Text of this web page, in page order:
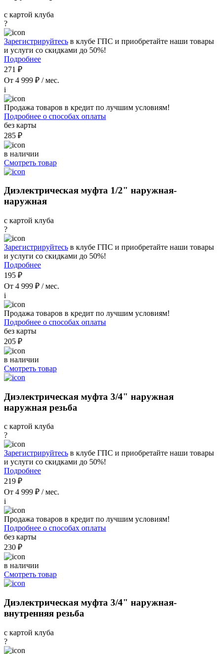
с картой клуба
?
Зарегистрируйтесь в клубе ГПС и приобретайте наши товары
и услуги со скидками до 50%!
Подробнее
271 ₽
От 4 999 ₽ / мес.
i
Продажа товаров в кредит по лучшим условиям!
Подробнее о способах оплаты
без карты
285 ₽
в наличии
Смотреть товар
Диэлектрическая муфта 1/2" наружная-
наружная
с картой клуба
?
Зарегистрируйтесь в клубе ГПС и приобретайте наши товары
и услуги со скидками до 50%!
Подробнее
195 ₽
От 4 999 ₽ / мес.
i
Продажа товаров в кредит по лучшим условиям!
Подробнее о способах оплаты
без карты
205 ₽
в наличии
Смотреть товар
Диэлектрическая муфта 3/4" наружная
наружная резьба
с картой клуба
?
Зарегистрируйтесь в клубе ГПС и приобретайте наши товары
и услуги со скидками до 50%!
Подробнее
219 ₽
От 4 999 ₽ / мес.
i
Продажа товаров в кредит по лучшим условиям!
Подробнее о способах оплаты
без карты
230 ₽
в наличии
Смотреть товар
Диэлектрическая муфта 3/4" наружная-
внутренняя резьба
с картой клуба
?